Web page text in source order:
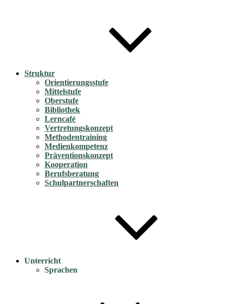
Struktur
Orientierungsstufe
Mittelstufe
Oberstufe
Bibliothek
Lerncafé
Vertretungskonzept
Methodentraining
Medienkompetenz
Präventionskonzept
Kooperation
Berufsberatung
Schulpartnerschaften
Unterricht
Sprachen